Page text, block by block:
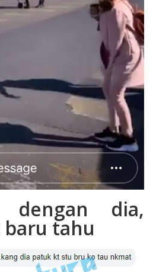
dengan dia,
tahu